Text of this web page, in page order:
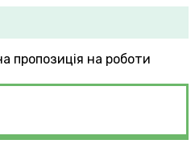
пропозиція на роботи